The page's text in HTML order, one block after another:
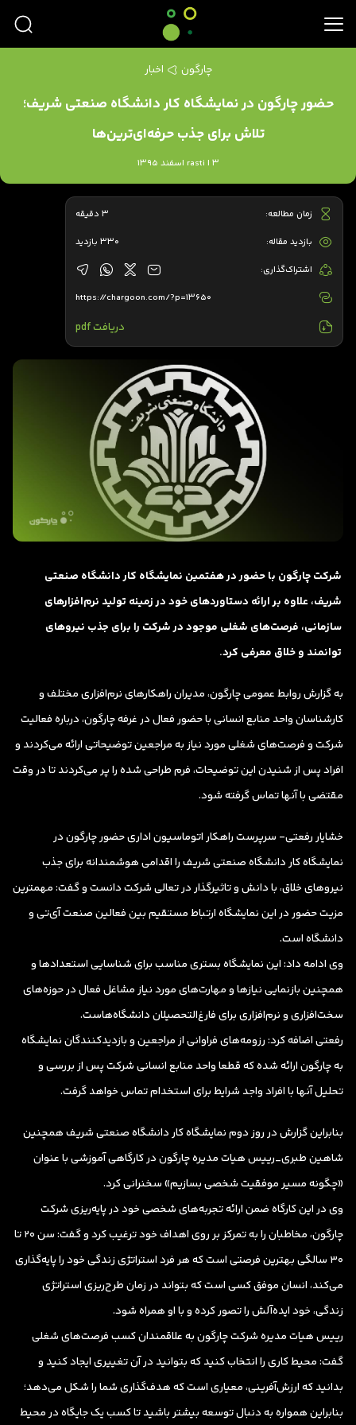
چارگون اخبار
حضور چارگون در نمایشگاه کار دانشگاه صنعتی شریف؛
تلاش برای جذب حرفه‌ای‌ترین‌ها
rasti | 3 اسفند 1395
شرکت چارگون با حضور در هفتمین نمایشگاه کار دانشگاه صنعتی
شریف، علاوه بر ارائه دستاوردهای خود در زمینه تولید نرم‌افزارهای
سازمانی، فرصت‌های شغلی موجود در شرکت را برای جذب نیروهای
توانمند و خلاق معرفی کرد.
به گزارش روابط عمومی چارگون، مدیران راهکارهای نرم‌افزاری مختلف و
کارشناسان واحد منابع انسانی با حضور فعال در غرفه چارگون، درباره فعالیت
شرکت و فرصت‌های شغلی مورد نیاز به مراجعین توضیحاتی ارائه می‌کردند و
افراد پس از شنیدن این توضیحات، فرم طراحی شده را پر می‌کردند تا در وقت
مقتضی با آنها تماس گرفته شود.
خشایار رفعتی- سرپرست راهکار اتوماسیون اداری حضور چارگون در
نمایشگاه کار دانشگاه صنعتی شریف را اقدامی هوشمندانه برای جذب
نیروهای خلاق، با دانش و تاثیرگذار در تعالی شرکت دانست و گفت: مهمترین
مزیت حضور در این نمایشگاه ارتباط مستقیم بین فعالین صنعت آی‌تی و
دانشگاه است.
وی ادامه داد: این نمایشگاه بستری مناسب برای شناسایی استعدادها و
همچنین بازنمایی نیازها و مهارت‌های مورد نیاز مشاغل فعال در حوزه‌های
سخت‌افزاری و نرم‌افزاری برای فارغ‌التحصیلان دانشگاه‌هاست.
رفعتی اضافه کرد: رزومه‌های فراوانی از مراجعین و بازدیدکنندگان نمایشگاه
به چارگون ارائه شده که قطعا واحد منابع انسانی شرکت پس از بررسی و
تحلیل آنها با افراد واجد شرایط برای استخدام تماس خواهد گرفت.
بنابراین گزارش در روز دوم نمایشگاه کار دانشگاه صنعتی شریف همچنین
شاهین طبری_رییس هیات مدیره چارگون در کارگاهی آموزشی با عنوان
«چگونه مسیر موفقیت شخصی بسازیم» سخنرانی کرد.
وی در این کارگاه ضمن ارائه تجربه‌های شخصی خود در پایه‌ریزی شرکت
چارگون، مخاطبان را به تمرکز بر روی اهداف خود ترغیب کرد و گفت: سن ۲۰ تا
۳۰ سالگی بهترین فرصتی است که هر فرد استراتژی زندگی خود را پایه‌گذاری
می‌کند، انسان موفق کسی است که بتواند در زمان طرح‌ریزی استراتژی
زندگی‌، خود ایده‌آلش را تصور کرده و با او همراه شود.
رییس هیات مدیره شرکت چارگون به علاقمندان کسب فرصت‌های شغلی
گفت: محیط کاری را انتخاب کنید که بتوانید در آن تغییری ایجاد کنید و
بدانید که ارزش‌آفرینی، معیاری است که هدف‌گذاری شما را شکل می‌دهد؛
بنابراین همواره به دنبال توسعه بیشتر باشید تا کسب یک جایگاه در محیط
زمان مطالعه: 3 دقیقه
بازدید مقاله: 330 بازدید
اشتراک‌گذاری:
https://chargoon.com/?p=13650
دریافت pdf